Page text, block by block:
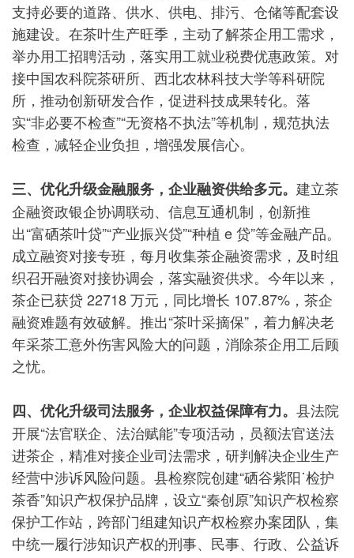
支持必要的道路、供水、供电、排污、仓储等配套设
施建设。在茶叶生产旺季，主动了解茶企用工需求，
举办用工招聘活动，落实用工就业税费优惠政策。对
接中国农科院茶研所、西北农林科技大学等科研院
所，推动创新研发合作，促进科技成果转化。落
实“非必要不检查”“无资格不执法”等机制，规范执法
检查，减轻企业负担，增强发展信心。
三、优化升级金融服务，企业融资供给多元。 建立茶
企融资政银企协调联动、信息互通机制，创新推
出“富硒茶叶贷”“产业振兴贷”“种植 e 贷”等金融产品。
成立融资对接专班，每月收集茶企融资需求，及时组
织召开融资对接协调会，落实融资供求。今年以来，
茶企已获贷 22718 万元，同比增长 107.87%，茶企
融资难题有效破解。推出“茶叶采摘保”，着力解决老
年采茶工意外伤害风险大的问题，消除茶企用工后顾
之忧。
四、优化升级司法服务，企业权益保障有力。 县法院
开展“法官联企、法治赋能”专项活动，员额法官送法
进茶企，精准对接企业司法需求，研判解决企业生产
经营中涉诉风险问题。县检察院创建“硒谷紫阳˙检护
茶香”知识产权保护品牌，设立“秦创原”知识产权检察
保护工作站，跨部门组建知识产权检察办案团队，集
中统一履行涉知识产权的刑事、民事、行政、公益诉